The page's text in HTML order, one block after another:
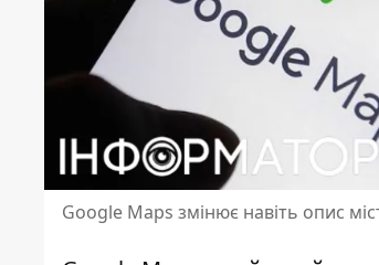
Google Maps змінює навіть опис